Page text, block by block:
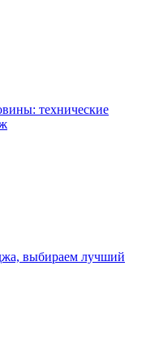
технические
выбираем лучший